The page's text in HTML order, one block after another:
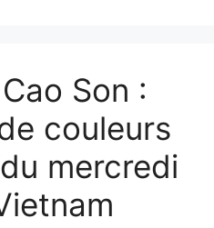
Son :
couleurs
mercredi